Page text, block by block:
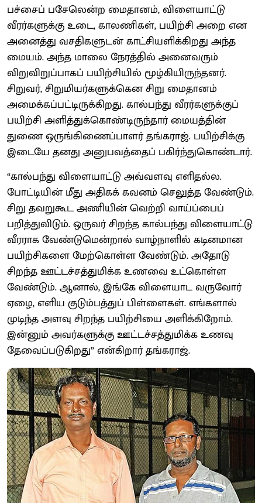
பச்சைப் பசேலென்ற மைதானம், விளையாட்டு
வீரர்களுக்கு உடை, காலணிகள், பயிற்சி அறை என
அனைத்து வசதிகளுடன் காட்சியளிக்கிறது அந்த
மையம். அந்த மாலை நேரத்தில் அனைவரும்
விறுவிறுப்பாகப் பயிற்சியில் மூழ்கியிருந்தனர்.
சிறுவர், சிறுமியர்களுக்கென சிறு மைதானம்
அமைக்கப்பட்டிருக்கிறது. கால்பந்து வீரர்களுக்குப்
பயிற்சி அளித்துக்கொண்டிருந்தார் மையத்தின்
துணை ஒருங்கிணைப்பாளர் தங்கராஜ். பயிற்சிக்கு
இடையே தனது அனுபவத்தைப் பகிர்ந்துகொண்டார்.
“கால்பந்து விளையாட்டு அவ்வளவு எளிதல்ல.
போட்டியின் மீது அதிகக் கவனம் செலுத்த வேண்டும்.
சிறு தவறுகூட அணியின் வெற்றி வாய்ப்பைப்
பறித்துவிடும். ஒருவர் சிறந்த கால்பந்து விளையாட்டு
வீரராக வேண்டுமென்றால் வாழ்நாளில் கடினமான
பயிற்சிகளை மேற்கொள்ள வேண்டும். அதோடு
சிறந்த ஊட்டச்சத்துமிக்க உணவை உட்கொள்ள
வேண்டும். ஆனால், இங்கே விளையாட வருவோர்
ஏழை, எளிய குடும்பத்துப் பிள்ளைகள். எங்களால்
முடிந்த அளவு சிறந்த பயிற்சியை அளிக்கிறோம்.
இன்னும் அவர்களுக்கு ஊட்டச்சத்துமிக்க உணவு
தேவைப்படுகிறது” என்கிறார் தங்கராஜ்.